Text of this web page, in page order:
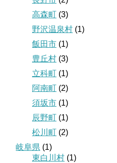
高森町
(3)
野沢温泉村 (1)
飯田市 (1)
豊丘村 (3)
立科町
(1)
阿南町
(2)
須坂市 (1)
辰野町
(1)
松川町
(2)
岐阜県 (1)
東白川村 (1)